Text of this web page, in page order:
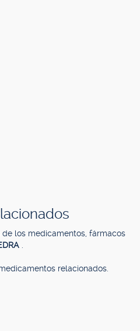
los medicamentos, fármacos
relacionados.